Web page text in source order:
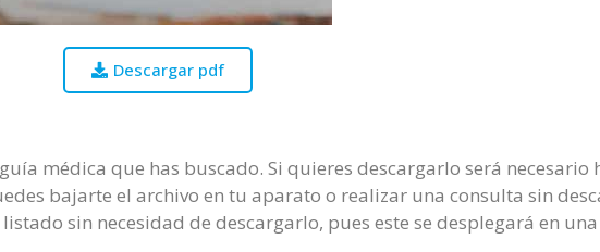
Descargar pdf
médica que has buscado. Si quieres descargarlo será necesario
bajarte el archivo en tu aparato o realizar una consulta sin
sin necesidad de descargarlo, pues este se desplegará en